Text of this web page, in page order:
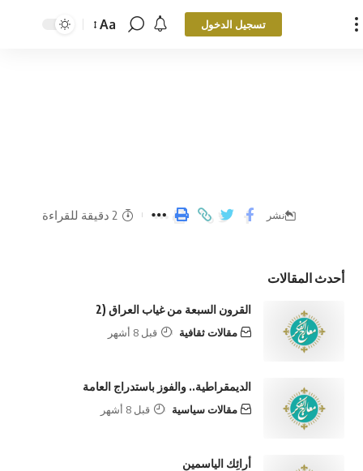
تسجيل الدخول Aa
نشر 2 دقيقة للقراءة
أحدث المقالات
القرون السبعة من غياب العراق (2
مقالات ثقافية قبل 8 أشهر
الديمقراطية.. والفوز باستدراج العامة
مقالات سياسية قبل 8 أشهر
أرائِك الياسمين